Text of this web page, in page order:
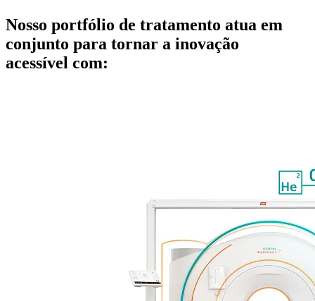
Nosso portfólio de tratamento atua em
conjunto para tornar a inovação
acessível com: